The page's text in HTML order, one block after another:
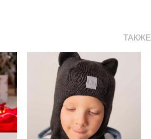
Шапка-шлем зимняя с ушками
"HelloBaby" (46, 48 см) -
антрацит
1 790 pуб.